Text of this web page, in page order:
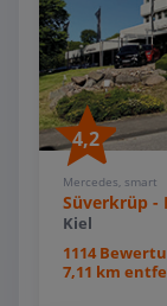
4,2
Mercedes, smart
Süverkrüp -
Kiel
1114
7,11 km